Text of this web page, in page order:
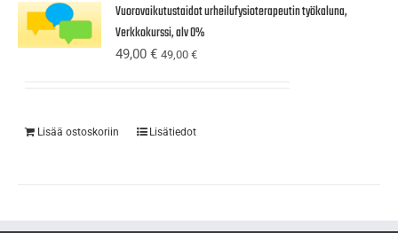
Vuorovaikutustaidot urheilufysioterapeutin työkaluna,
Verkkokurssi, alv 0%
49,00€ 49,00€
Lisää ostoskoriin Lisätiedot